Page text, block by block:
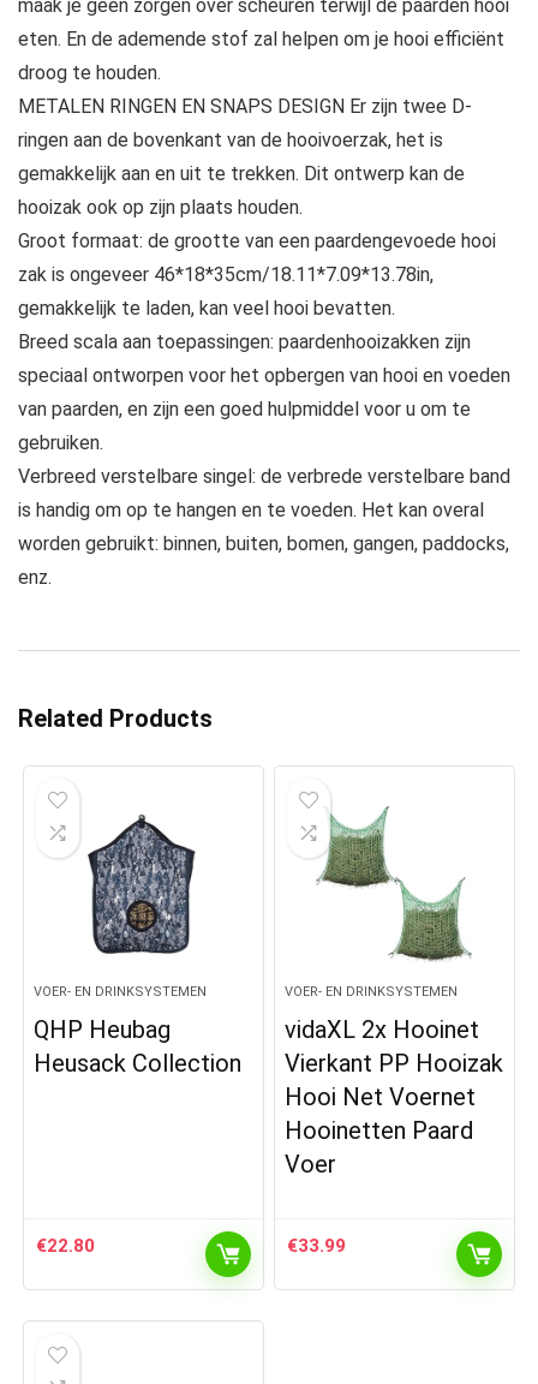
maak je geen zorgen over scheuren terwijl de paarden hooi
eten. En de ademende stof zal helpen om je hooi efficiënt
droog te houden.
METALEN RINGEN EN SNAPS DESIGN Er zijn twee D-
ringen aan de bovenkant van de hooivoerzak, het is
gemakkelijk aan en uit te trekken. Dit ontwerp kan de
hooizak ook op zijn plaats houden.
Groot formaat: de grootte van een paardengevoede hooi
zak is ongeveer 46*18*35cm/18.11*7.09*13.78in,
gemakkelijk te laden, kan veel hooi bevatten.
Breed scala aan toepassingen: paardenhooizakken zijn
speciaal ontworpen voor het opbergen van hooi en voeden
van paarden, en zijn een goed hulpmiddel voor u om te
gebruiken.
Verbreed verstelbare singel: de verbrede verstelbare band
is handig om op te hangen en te voeden. Het kan overal
worden gebruikt: binnen, buiten, bomen, gangen, paddocks,
enz.
Related Products
VOER- EN DRINKSYSTEMEN
QHP Heubag
Heusack Collection
€22.80
VOER- EN DRINKSYSTEMEN
vidaXL 2x Hooinet
Vierkant PP Hooizak
Hooi Net Voernet
Hooinetten Paard
Voer
€33.99